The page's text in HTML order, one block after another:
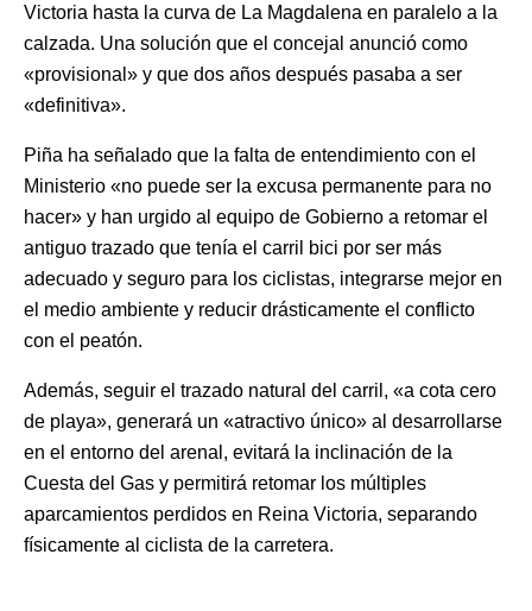
Victoria hasta la curva de La Magdalena en paralelo a la
calzada. Una solución que el concejal anunció como
«provisional» y que dos años después pasaba a ser
«definitiva».
Piña ha señalado que la falta de entendimiento con el
Ministerio «no puede ser la excusa permanente para no
hacer» y han urgido al equipo de Gobierno a retomar el
antiguo trazado que tenía el carril bici por ser más
adecuado y seguro para los ciclistas, integrarse mejor en
el medio ambiente y reducir drásticamente el conflicto
con el peatón.
Además, seguir el trazado natural del carril, «a cota cero
de playa», generará un «atractivo único» al desarrollarse
en el entorno del arenal, evitará la inclinación de la
Cuesta del Gas y permitirá retomar los múltiples
aparcamientos perdidos en Reina Victoria, separando
físicamente al ciclista de la carretera.